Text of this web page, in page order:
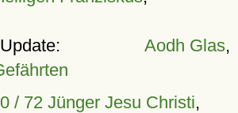
Aodh Glas,
/ 72 Jünger Jesu Christi,